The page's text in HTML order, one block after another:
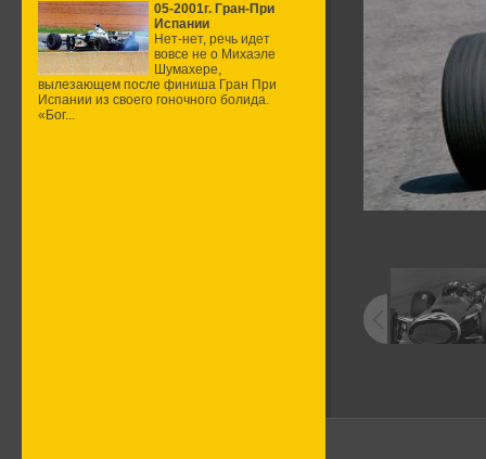
05-2001г. Гран-При
Испании
Нет-нет, речь идет
вовсе не о Михаэле
Шумахере,
вылезающем после финиша Гран При
Испании из своего гоночного болида.
«Бог...